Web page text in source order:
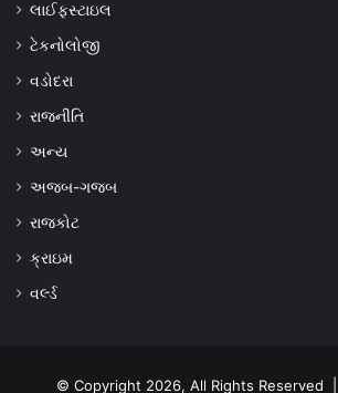
લાઈફસ્ટાઇલ
ટેકનોલોજી
વડોદરા
રાજનીતિ
અન્ય
અજબ-ગજબ
રાજકોટ
ક્રાઇમ
વર્લ્ડ
© Copyright 2026, All Rights Reserved |